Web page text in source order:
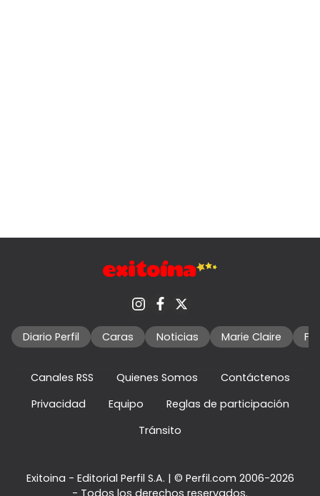
Diario Perfil Caras Noticias Marie Claire
Canales RSS Quienes Somos
Contáctenos
Privacidad
Equipo
Reglas de participación
Tránsito
Exitoina - Editorial Perfil S.A. | © Perfil.com 2006-2026